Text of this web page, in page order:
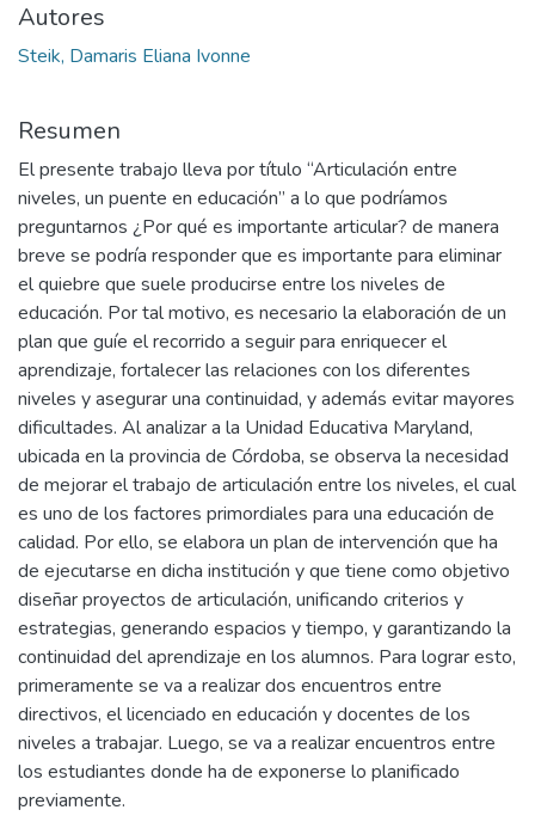
Autores
Steik, Damaris Eliana Ivonne
Resumen
El presente trabajo lleva por título “Articulación entre
niveles, un puente en educación” a lo que podríamos
preguntarnos ¿Por qué es importante articular? de manera
breve se podría responder que es importante para eliminar
el quiebre que suele producirse entre los niveles de
educación. Por tal motivo, es necesario la elaboración de un
plan que guíe el recorrido a seguir para enriquecer el
aprendizaje, fortalecer las relaciones con los diferentes
niveles y asegurar una continuidad, y además evitar mayores
dificultades. Al analizar a la Unidad Educativa Maryland,
ubicada en la provincia de Córdoba, se observa la necesidad
de mejorar el trabajo de articulación entre los niveles, el cual
es uno de los factores primordiales para una educación de
calidad. Por ello, se elabora un plan de intervención que ha
de ejecutarse en dicha institución y que tiene como objetivo
diseñar proyectos de articulación, unificando criterios y
estrategias, generando espacios y tiempo, y garantizando la
continuidad del aprendizaje en los alumnos. Para lograr esto,
primeramente se va a realizar dos encuentros entre
directivos, el licenciado en educación y docentes de los
niveles a trabajar. Luego, se va a realizar encuentros entre
los estudiantes donde ha de exponerse lo planificado
previamente.